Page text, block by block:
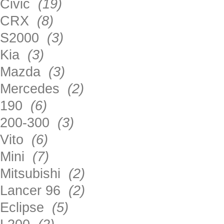
Civic (19)
CRX (8)
S2000 (3)
Kia (3)
Mazda (3)
Mercedes (2)
190 (6)
200-300 (3)
Vito (6)
Mini (7)
Mitsubishi (2)
Lancer 96 (2)
Eclipse (5)